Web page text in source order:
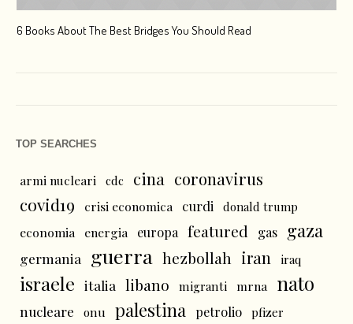
6 Books About The Best Bridges You Should Read
TOP SEARCHES
armi nucleari cdc cina coronavirus
covid19 crisi economica curdi donald trump
economia energia europa featured gas gaza
germania guerra hezbollah iran iraq
israele italia libano migranti mrna nato
nucleare onu palestina petrolio pfizer